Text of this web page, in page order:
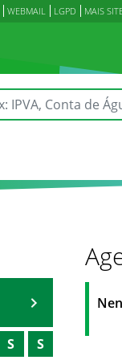
WEBMAIL LGPD MAIS
S S